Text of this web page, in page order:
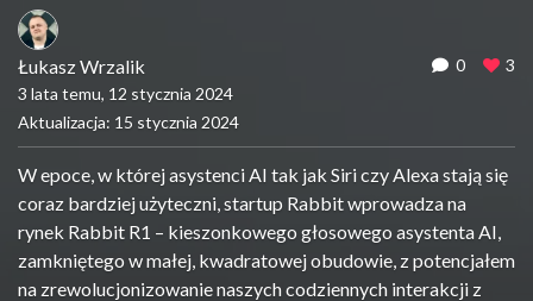
Łukasz Wrzalik
3 lata temu, 12 stycznia 2024
Aktualizacja: 15 stycznia 2024
0 3
W epoce, w której asystenci AI tak jak Siri czy Alexa stają się
coraz bardziej użyteczni, startup Rabbit wprowadza na
rynek Rabbit R1 – kieszonkowego głosowego asystenta AI,
zamkniętego w małej, kwadratowej obudowie, z potencjałem
na zrewolucjonizowanie naszych codziennych interakcji z